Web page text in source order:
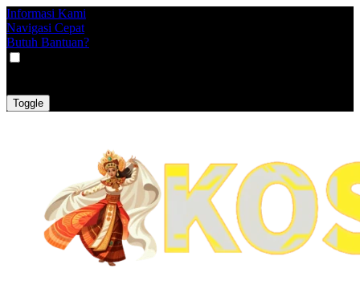
Informasi Kami
Navigasi Cepat
Butuh Bantuan?
Toggle